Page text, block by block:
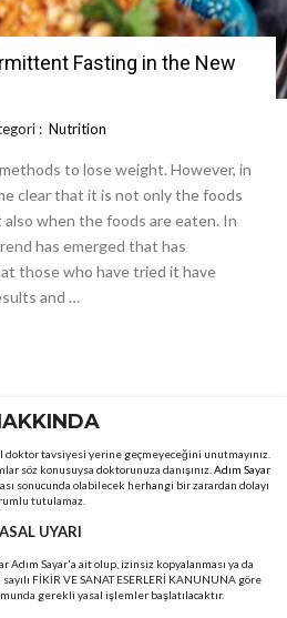
Fasting in the New
: Nutrition
to lose weight. However, in
clear that it is not only the foods
when the foods are eaten. In
has emerged that has
those who have tried it have
and …
tavsiyesi yerine geçmeyeceğini unutmayınız.
söz konusuysa doktorunuza danışınız. Adım Sayar
sonucunda olabilecek herhangi bir zarardan dolayı
tutulamaz.
UYARI
Adım Sayar'a ait olup, izinsiz kopyalanması ya da
FİKİR VE SANAT ESERLERİ KANUNUNA göre
gerekli yasal işlemler başlatılacaktır.